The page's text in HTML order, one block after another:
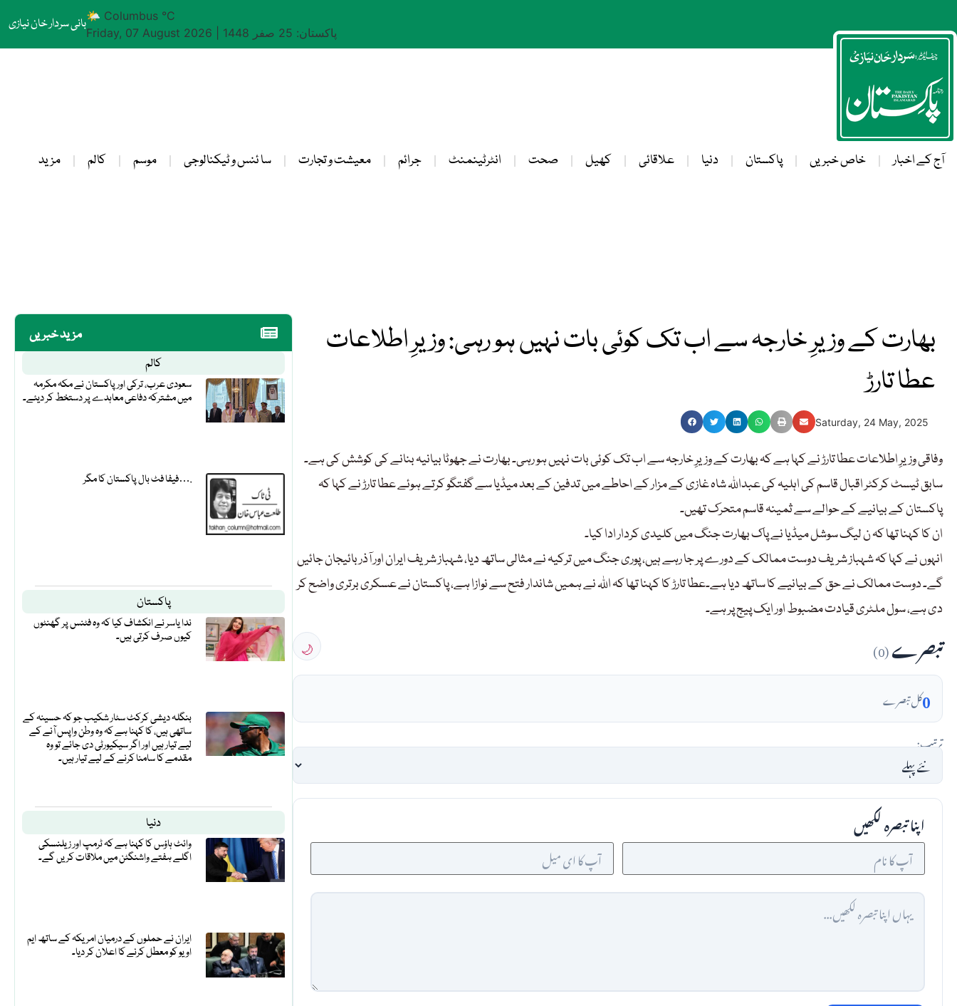
بانی سردار خان نیازی🌤 Columbus °C
Friday, 07 August 2026
پاکستان: 25 صفر 1448
آج کے اخبار خاص خبریں پاکستان دنیا علاقائی کھیل صحت انٹرٹینمنٹ جرائم معیشت و تجارت سا ئنس و ٹیکنالوجی موسم کالم مزید
مزید خبریں
کالم
سعودی عرب، ترکی اور پاکستان نے مکہ مکرمہ
میں مشترکہ دفاعی معاہدے پر دستخط کر دیئے۔
فیفا فٹ بال پاکستان کا مگر….
پاکستان
ندا یاسر نے انکشاف کیا کہ وہ فٹنس پر گھنٹوں
کیوں صرف کرتی ہیں۔
بنگلہ دیشی کرکٹ سٹار شکیب جو کہ حسینہ کے
ساتھی ہیں، کا کہنا ہے کہ وہ وطن واپس آنے کے
لیے تیار ہیں اور اگر سیکیورٹی دی جائے تو وہ
مقدمے کا سامنا کرنے کے لیے تیار ہیں۔
دنیا
وائٹ ہاؤس کا کہنا ہے کہ ٹرمپ اور زیلنسکی
اگلے ہفتے واشنگٹن میں ملاقات کریں گے۔
ایران نے حملوں کے درمیان امریکہ کے ساتھ ایم
او یو کو معطل کرنے کا اعلان کر دیا۔
بھارت کے وزیرِ خارجہ سے اب تک کوئی بات نہیں ہو رہی: وزیرِ اطلاعات
عطا تارڑ
Saturday, 24 May, 2025
وفاقی وزیرِ اطلاعات عطا تارڑ نے کہا ہے کہ بھارت کے وزیرِ خارجہ سے اب تک کوئی بات نہیں ہو رہی۔ بھارت نے جھوٹا بیانیہ بنانے کی کوشش کی ہے۔
سابق ٹیسٹ کرکٹر اقبال قاسم کی اہلیہ کی عبداللہ شاہ غازی کے مزار کے احاطے میں تدفین کے بعد میڈیا سے گفتگو کرتے ہوئے عطا تارڑ نے کہا کہ
پاکستان کے بیانیے کے حوالے سے ثمینہ قاسم متحرک تھیں۔
ان کا کہنا تھا کہ ن لیگ سوشل میڈیا نے پاک بھارت جنگ میں کلیدی کردار ادا کیا۔
انہوں نے کہا کہ شہباز شریف دوست ممالک کے دورے پر جا رہے ہیں، پوری جنگ میں ترکیہ نے مثالی ساتھ دیا، شہباز شریف ایران اور آذربائیجان جائیں
گے۔ دوست ممالک نے حق کے بیانیے کا ساتھ دیا ہے۔عطا تارڑ کا کہنا تھا کہ اللہ نے ہمیں شاندار فتح سے نوازا ہے، پاکستان نے عسکری برتری واضح کر
دی ہے، سول ملٹری قیادت مضبوط اور ایک پیج پر ہے۔
تبصرے(0)
🌙
0کل تبصرے
ترتیب:
اپنا تبصرہ لکھیں